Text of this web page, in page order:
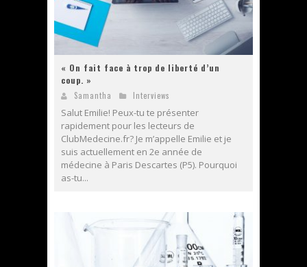
« On fait face à trop de liberté d’un
coup. »
Samantha Interviews
Salut Emilie! Peux-tu te présenter
rapidement pour les lecteurs de
ClubMedecine.fr? Je m’appelle Emilie et je
suis actuellement en 2e année de
médecine à Paris Descartes (P5). Pourquoi
as-tu...